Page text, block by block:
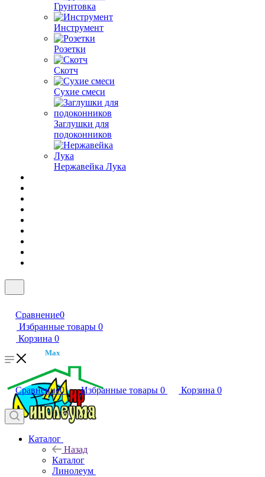
Грунтовка
Инструмент
Розетки
Скотч
Сухие смеси
Заглушки для
подоконников
Нержавейка Лука
Сравнение0
Избранные товары 0
Корзина 0
Max
Сравнение0 Избранные товары 0 Корзина 0
Каталог
Назад
Каталог
Линолеум